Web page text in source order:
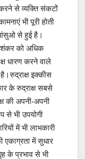
करने से व्यक्ति संकटों
भी पूरी होती
आंसुओ से हुई है।
शंकर को अधिक
धारण करने वाले
है।रुद्राक्ष इक्कीस
के रुद्राक्ष सबसे
की अपनी-अपनी
से भी उपयोगी
में भी लाभकारी
एकाग्रता में सुधार
के प्रभाव से भी